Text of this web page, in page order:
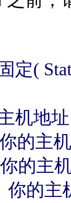
定(
机地址
的主
的主
你的